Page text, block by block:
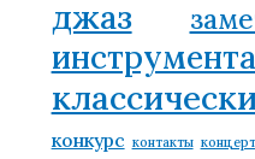
джаз
конкурс контакты концерт